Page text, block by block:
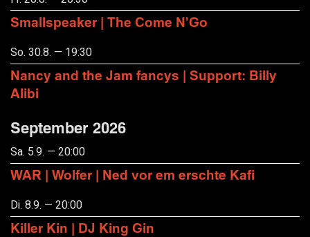
Smallspeaker | The Come N'Go
So. 30.8. — 19:30
Nancy and the Jam fancys | Support: Billy
Alibi
September 2026
Sa. 5.9. — 20:00
WAR | Wolfer | Ned vor em erschte Kafi
Di. 8.9. — 20:00
Killer Kin | DJ King Gin